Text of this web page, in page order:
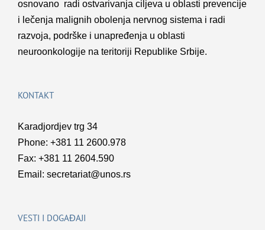
osnovano radi ostvarivanja cilјeva u oblasti prevencije
i lečenja malignih obolenja nervnog sistema i radi
razvoja, podrške i unapređenja u oblasti
neuroonkologije na teritoriji Republike Srbije.
KONTAKT
Karadjordjev trg 34
Phone: +381 11 2600.978
Fax: +381 11 2604.590
Email: secretariat@unos.rs
VESTI I DOGAĐAJI